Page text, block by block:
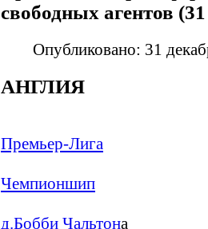
свободных агентов
Опубликовано: 31
АНГЛИЯ
Премьер-Лига
Чемпионшип
д.Бобби Чальтона